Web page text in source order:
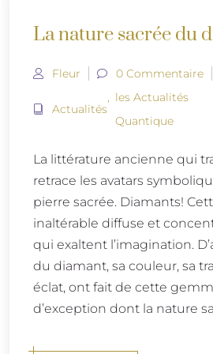
La nature sacrée du
Fleur 0 Commentaire
Actualités
les Actualités
Quantique
La littérature ancienne qui
retrace les avatars
pierre sacrée. Diamants!
inaltérable diffuse et
qui exaltent l’imagination.
du diamant, sa couleur, sa
éclat, ont fait de cette
d’exception dont la nature